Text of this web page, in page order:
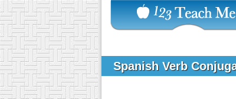
Spanish Verb